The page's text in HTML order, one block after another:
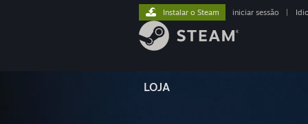
LOJA
Instalar o Steam iniciar sessão